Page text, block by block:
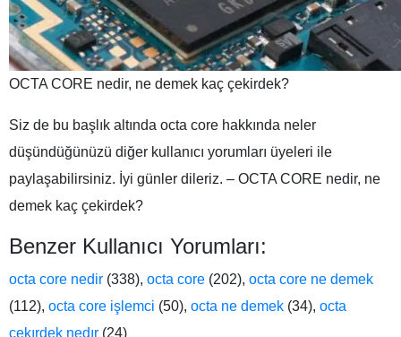
OCTA CORE nedir, ne demek kaç çekirdek?
Siz de bu başlık altında octa core hakkında neler
düşündüğünüzü diğer kullanıcı yorumları üyeleri ile
paylaşabilirsiniz. İyi günler dileriz. – OCTA CORE nedir, ne
demek kaç çekirdek?
Benzer Kullanıcı Yorumları:
octa core nedir (338), octa core (202), octa core ne demek
(112), octa core işlemci (50), octa ne demek (34), octa
cekırdek nedır (24)